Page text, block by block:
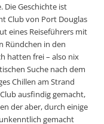
Die Geschichte ist
Club von Port Douglas
eines Reiseführers mit
Ründchen in den
hatten frei – also nix
Suche nach dem
Chillen am Strand
ausfindig gemacht,
der aber, durch einige
gemacht